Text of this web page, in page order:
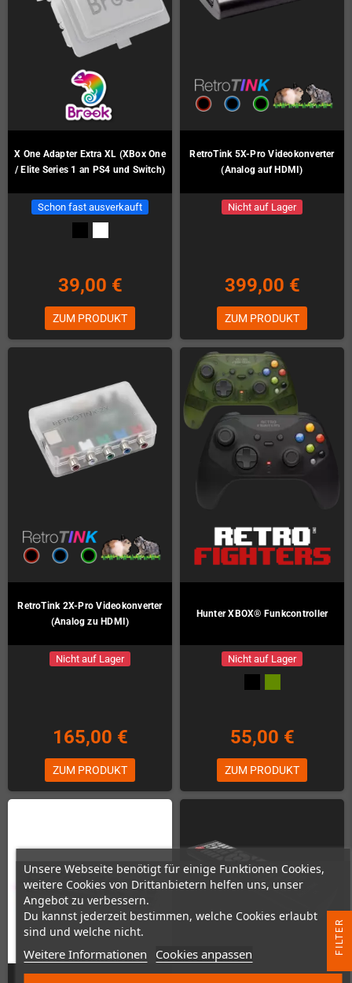
Unsere Webseite benötigt für einige Funktionen Cookies,
weitere Cookies von Drittanbietern helfen uns, unser
Angebot zu verbessern.
Du kannst jederzeit bestimmen, welche Cookies erlaubt
sind und welche nicht.
Weitere Informationen Cookies anpassen
X One Adapter Extra XL (XBox One
/ Elite Series 1 an PS4 und Switch)
Schon fast ausverkauft
39,00 €
ZUM PRODUKT
RetroTink 5X-Pro Videokonverter
(Analog auf HDMI)
Nicht auf Lager
399,00 €
ZUM PRODUKT
RetroTink 2X-Pro Videokonverter
(Analog zu HDMI)
Nicht auf Lager
165,00 €
ZUM PRODUKT
Hunter XBOX® Funkcontroller
Nicht auf Lager
55,00 €
ZUM PRODUKT
R